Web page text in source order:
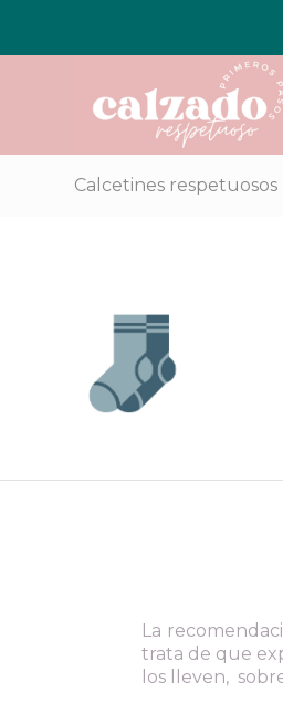
Calcetines respetuosos
La
trata de que
los lleven,